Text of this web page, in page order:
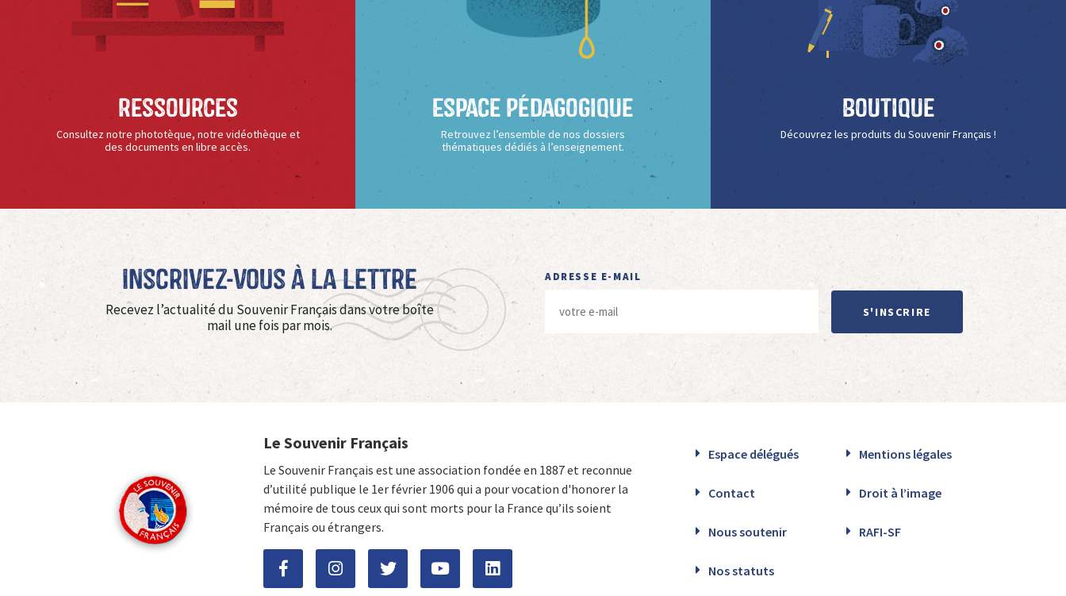
Ressources
Consultez notre phototèque, notre vidéothèque et
des documents en libre accès.
Espace Pédagogique
Retrouvez l’ensemble de nos dossiers
thématiques dédiés à l’enseignement.
Boutique
Découvrez les produits du Souvenir Français !
Inscrivez-vous à La Lettre
Recevez l’actualité du Souvenir Français dans votre boîte
mail une fois par mois.
ADRESSE E-MAIL
S'INSCRIRE
Le Souvenir Français
Le Souvenir Français est une association fondée en 1887 et reconnue
d’utilité publique le 1er février 1906 qui a pour vocation d'honorer la
mémoire de tous ceux qui sont morts pour la France qu’ils soient
Français ou étrangers.
Espace délégués Mentions légales
Contact Droit à l’image
Nous soutenir RAFI-SF
Nos statuts